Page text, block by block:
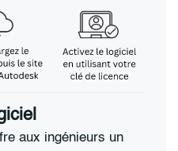
aux ingénieurs un